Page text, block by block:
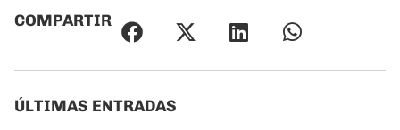
COMPARTIR
ÚLTIMAS ENTRADAS